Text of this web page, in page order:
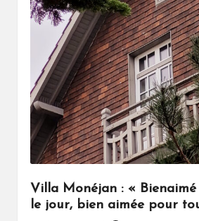
Villa Monéjan : «
le jour, bien aimée pour